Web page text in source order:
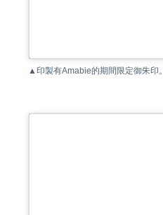
▲印製有Amabie的期間限定御朱印。